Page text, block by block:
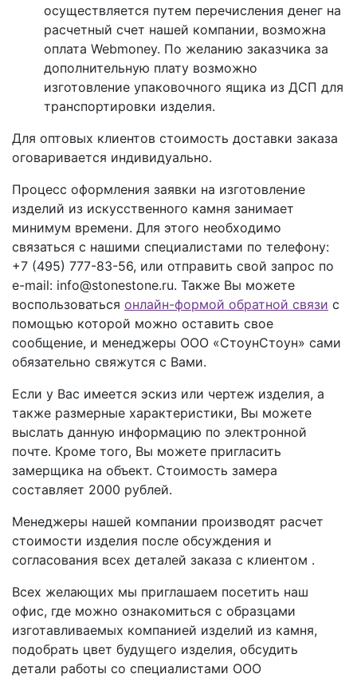
осуществляется путем перечисления денег на
расчетный счет нашей компании, возможна
оплата Webmoney. По желанию заказчика за
дополнительную плату возможно
изготовление упаковочного ящика из ДСП для
транспортировки изделия.
Для оптовых клиентов стоимость доставки заказа
оговаривается индивидуально.
Процесс оформления заявки на изготовление
изделий из искусственного камня занимает
минимум времени. Для этого необходимо
связаться с нашими специалистами по телефону:
+7 (495) 777-83-56, или отправить свой запрос по
e-mail: info@stonestone.ru. Также Вы можете
воспользоваться онлайн-формой обратной связи с
помощью которой можно оставить свое
сообщение, и менеджеры ООО «СтоунСтоун» сами
обязательно свяжутся с Вами.
Если у Вас имеется эскиз или чертеж изделия, а
также размерные характеристики, Вы можете
выслать данную информацию по электронной
почте. Кроме того, Вы можете пригласить
замерщика на объект. Стоимость замера
составляет 2000 рублей.
Менеджеры нашей компании производят расчет
стоимости изделия после обсуждения и
согласования всех деталей заказа с клиентом .
Всех желающих мы приглашаем посетить наш
офис, где можно ознакомиться с образцами
изготавливаемых компанией изделий из камня,
подобрать цвет будущего изделия, обсудить
детали работы со специалистами ООО